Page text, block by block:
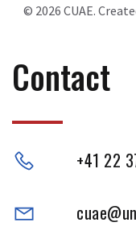
© 2026 CUAE.
Contact
+41 22